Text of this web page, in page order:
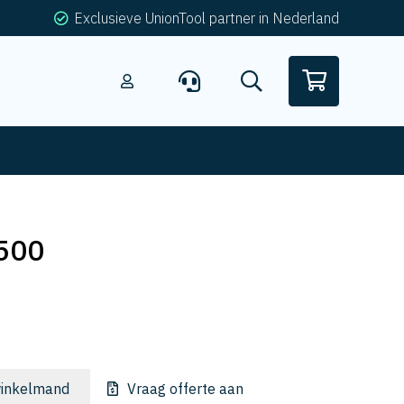
Exclusieve UnionTool partner in Nederland
Vraag offerte aan